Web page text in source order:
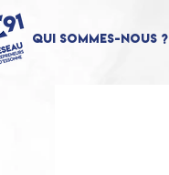
Qui sommes-nous ?